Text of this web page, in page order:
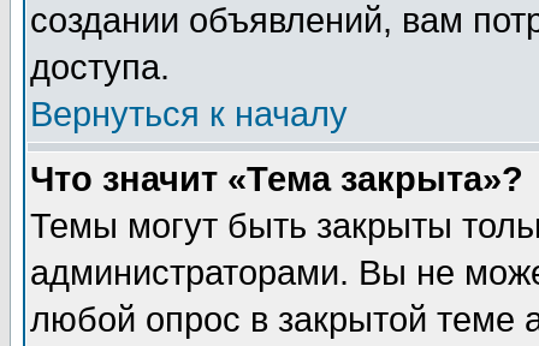
создании объявлений, вам
доступа.
Вернуться к началу
Что значит «Тема закрыта»?
Темы могут быть закрыты
администраторами. Вы не
любой опрос в закрытой теме